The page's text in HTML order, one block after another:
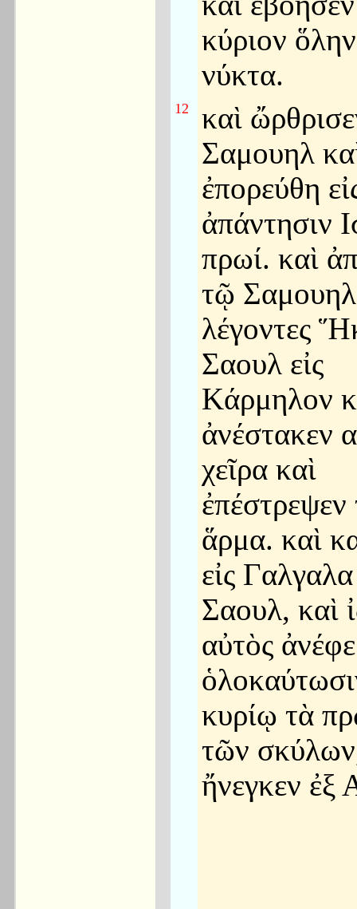
κύριον
νύκτα.
12
καὶ
Σαμουηλ
ἐπορεύθη
ἀπάντησιν
πρωί. καὶ
τῷ Σαμουηλ
λέγοντες
Σαουλ εἰς
Κάρμηλον
ἀνέστακεν
χεῖρα καὶ
ἐπέστρεψεν
ἅρμα. καὶ
εἰς
Σαουλ, καὶ
αὐτὸς
κυρίῳ τὰ
τῶν
ἤνεγκεν ἐξ